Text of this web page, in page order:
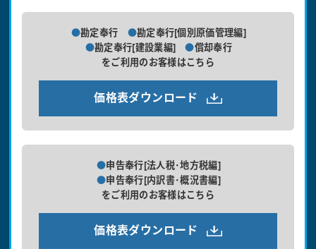
勘定奉行
勘定奉行[個別原価管理編]
勘定奉行[建設業編]
償却奉行
をご利用のお客様はこちら
価格表ダウンロード
申告奉行[法人税･地方税編]
申告奉行[内訳書･概況書編]
をご利用のお客様はこちら
価格表ダウンロード